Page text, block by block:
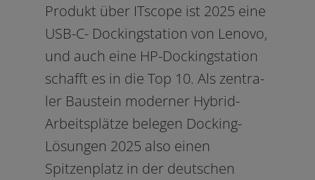
Produkt über ITscope ist 2025 eine
USB-C- Dockingstation von Lenovo,
und auch eine HP-Dockingstation
schafft es in die Top 10. Als zen­tra­
ler Baustein moder­ner Hybrid-
Arbeitsplätze bele­gen Docking-
Lösungen 2025 also einen
Spitzenplatz in der deut­schen